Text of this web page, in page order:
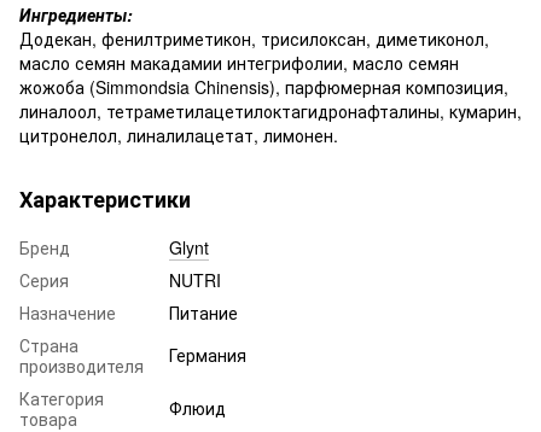
Ингредиенты:
Додекан, фенилтриметикон, трисилоксан, диметиконол,
масло семян макадамии интегрифолии, масло семян
жожоба (Simmondsia Chinensis), парфюмерная композиция,
линалоол, тетраметилацетилоктагидронафталины, кумарин,
цитронелол, линалилацетат, лимонен.
Характеристики
Бренд
Glynt
Серия
NUTRI
Назначение
Питание
Страна
производителя
Германия
Категория
товара
Флюид